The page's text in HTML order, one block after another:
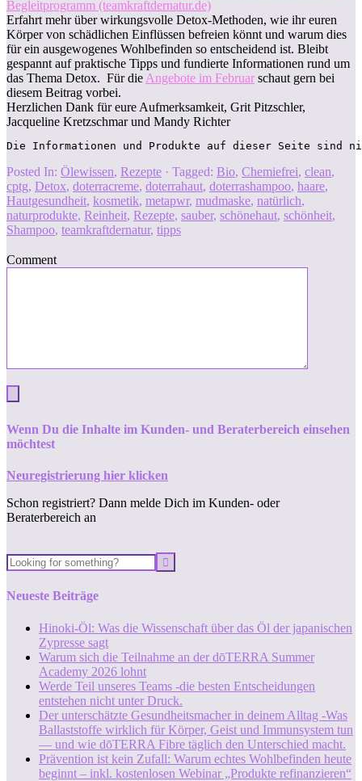
Begleitprogramm (teamkraftdernatur.de)
Erfahrt mehr über wirkungsvolle Detox-Methoden, wie ihr euren
Körper von schädlichen Einflüssen befreien könnt und warum dies
für ein ausgewogenes Wohlbefinden so entscheidend ist. Bleibt
gespannt auf praktische Tipps und fundierte Informationen rund um
das Thema Detox. Für die Angebote im Februar schaut gern bei
diesem Beitrag vorbei.
Herzlichen Dank für eure Aufmerksamkeit, Grit Pitzschler,
Jacqueline Kretzschmar und Mandy Richter
Die Informationen und Produkte auf dieser Seite sind
Posted In: Ölewissen, Rezepte · Tagged: Bio, Chemiefrei, clean,
cptg, Detox, doterracreme, doterrahaut, doterrashampoo, haare,
Hautgesundheit, kosmetik, metapwr, mudmaske, natürlich,
naturprodukte, Reinheit, Rezepte, sauber, schönehaut, schönheit,
Shampoo, teamkraftdernatur, tipps
Comment
Wenn Du die Inhalte im Kunden- und Beraterbereich einsehen
möchtest
Neuregistrierung hier klicken
Schon registriert? Dann melde Dich im Kunden- oder
Beraterbereich an
Neueste Beiträge
Hinoki-Öl: Was die Wissenschaft über das Öl der japanischen
Zypresse sagt
Warum sich die Teilnahme an der dōTERRA Summer
Academy 2026 lohnt
Werde Teil unseres Teams -die besten Entscheidungen
entstehen nicht unter Druck.
Der unterschätzte Gesundheitsmacher in deinem Alltag -Was
Ballaststoffe wirklich für Körper, Geist und Immunsystem tun
— und wie dōTERRA Fibre täglich den Unterschied macht.
Prävention ist kein Zufall: Warum echtes Wohlbefinden heute
beginnt – inkl. kostenlosen Webinar „Produkte refinanzieren“